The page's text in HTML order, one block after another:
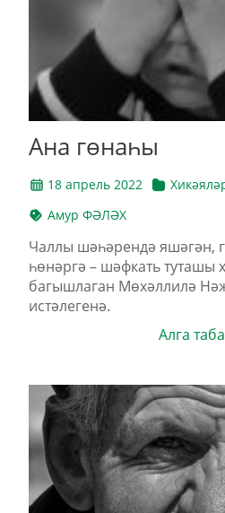
Ана гөнаһы
18 апрель 2022
Амур ФӘЛӘХ
Чаллы шәһәрендә яшәгән,
һөнәргә – шәфкать туташы
багышлаган Мөхәллилә
истәлегенә.
Алга